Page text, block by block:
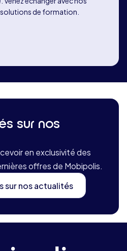
de formation.
sur nos
en exclusivité des
offres de Mobipolis.
sur nos actualités